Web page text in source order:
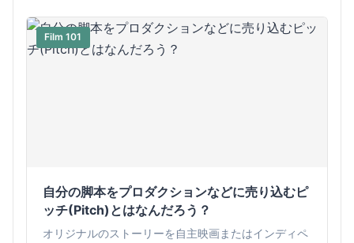
Film 101
自分の脚本をプロダクションなどに売り込むピ
ッチ(Pitch)とはなんだろう？
オリジナルのストーリーを自主映画またはインディペ